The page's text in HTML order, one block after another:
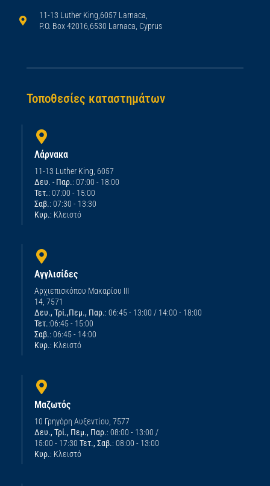
11-13 Luther King,6057 Larnaca,
P.O. Box 42016,6530 Larnaca, Cyprus
Τοποθεσίες καταστημάτων
Λάρνακα
11-13 Luther King, 6057
Δευ. - Παρ.: 07:00 - 18:00
Τετ.: 07:00 - 15:00
Σαβ.: 07:30 - 13:30
Κυρ.: Κλειστό
Αγγλισίδες
Αρχιεπισκόπου Μακαρίου ΙΙΙ
14, 7571
Δευ., Τρί.,Πεμ., Παρ.: 06:45 - 13:00 / 14:00 - 18:00
Τετ.:06:45 - 15:00
Σαβ.: 06:45 - 14:00
Κυρ.: Κλειστό
Μαζωτός
10 Γρηγόρη Αυξεντίου, 7577
Δευ., Τρί., Πεμ., Παρ.: 08:00 - 13:00 /
15:00 - 17:30 Τετ., Σαβ.: 08:00 - 13:00
Κυρ.: Κλειστό